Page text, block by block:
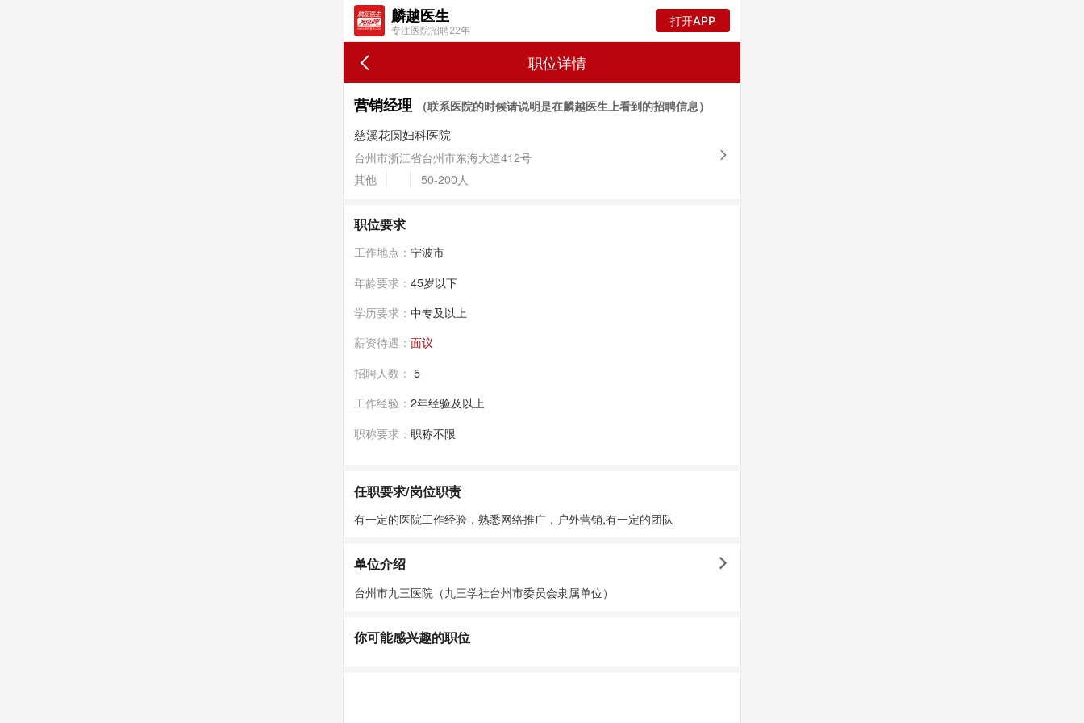
麟越医生
专注医院招聘22年
打开APP
职位详情
营销经理 （联系医院的时候请说明是在麟越医生上看到的招聘信息）
慈溪花圆妇科医院
台州市浙江省台州市东海大道412号
其他
50-200人
职位要求
工作地点： 宁波市
年龄要求： 45岁以下
学历要求： 中专及以上
薪资待遇： 面议
招聘人数： 5
工作经验： 2年经验及以上
职称要求： 职称不限
任职要求/岗位职责
有一定的医院工作经验，熟悉网络推广，户外营销,有一定的团队
单位介绍
台州市九三医院（九三学社台州市委员会隶属单位）
你可能感兴趣的职位